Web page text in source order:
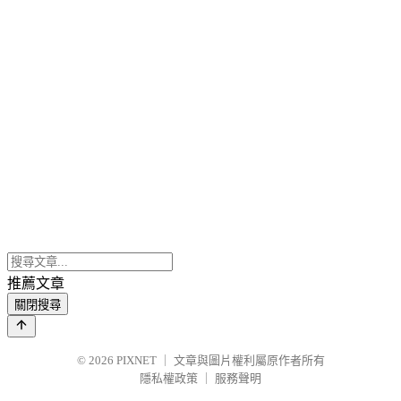
推薦文章
關閉搜尋
© 2026 PIXNET
文章與圖片權利屬原作者所有
隱私權政策
服務聲明